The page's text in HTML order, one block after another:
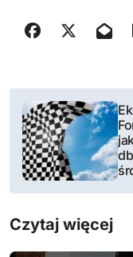
N
w
i
g
Czytaj więcej